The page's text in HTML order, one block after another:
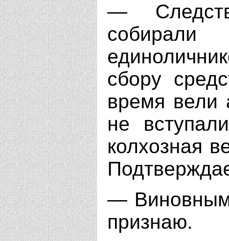
—
сбору
время вели
не
колхозная
— Виновным
признаю.